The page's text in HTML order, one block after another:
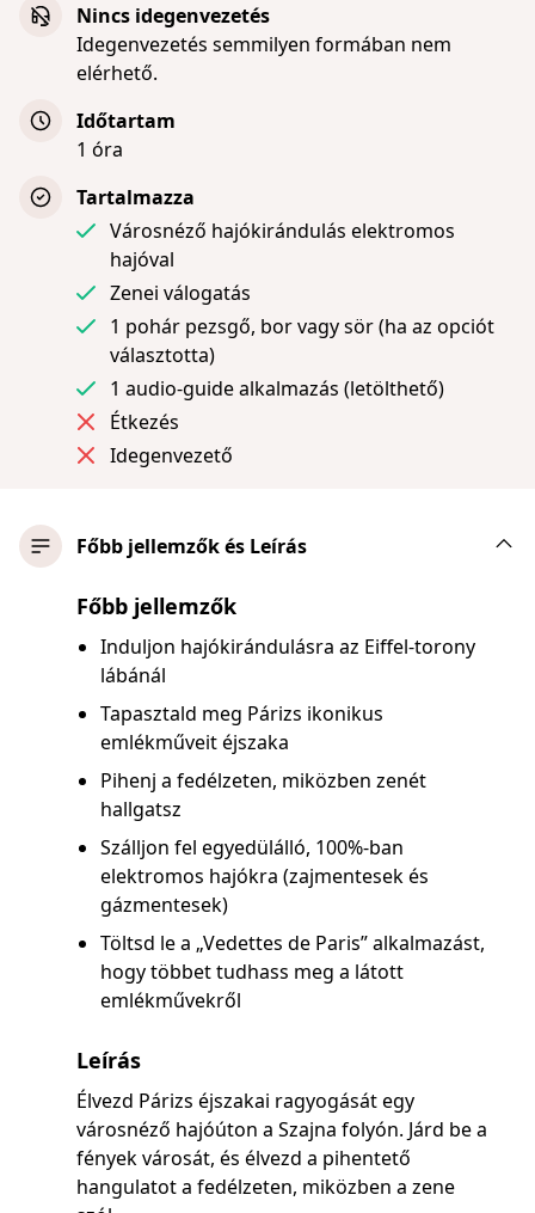
Nincs idegenvezetés
Idegenvezetés semmilyen formában nem
elérhető.
Időtartam
1 óra
Tartalmazza
Városnéző hajókirándulás elektromos
hajóval
Zenei válogatás
1 pohár pezsgő, bor vagy sör (ha az opciót
választotta)
1 audio-guide alkalmazás (letölthető)
Étkezés
Idegenvezető
Főbb jellemzők és Leírás
Főbb jellemzők
Induljon hajókirándulásra az Eiffel-torony
lábánál
Tapasztald meg Párizs ikonikus
emlékműveit éjszaka
Pihenj a fedélzeten, miközben zenét
hallgatsz
Szálljon fel egyedülálló, 100%-ban
elektromos hajókra (zajmentesek és
gázmentesek)
Töltsd le a „Vedettes de Paris” alkalmazást,
hogy többet tudhass meg a látott
emlékművekről
Leírás
Élvezd Párizs éjszakai ragyogását egy
városnéző hajóúton a Szajna folyón. Járd be a
fények városát, és élvezd a pihentető
hangulatot a fedélzeten, miközben a zene